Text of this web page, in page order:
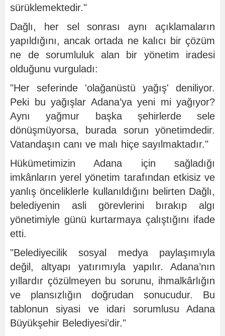
sürüklemektedir."
Dağlı, her sel sonrası aynı açıklamaların
yapıldığını, ancak ortada ne kalıcı bir çözüm
ne de sorumluluk alan bir yönetim iradesi
olduğunu vurguladı:
"Her seferinde 'olağanüstü yağış' deniliyor.
Peki bu yağışlar Adana’ya yeni mi yağıyor?
Aynı yağmur başka şehirlerde sele
dönüşmüyorsa, burada sorun yönetimdedir.
Vatandaşın canı ve malı hiçe sayılmaktadır."
Hükümetimizin Adana için sağladığı
imkânların yerel yönetim tarafından etkisiz ve
yanlış önceliklerle kullanıldığını belirten Dağlı,
belediyenin asli görevlerini bırakıp algı
yönetimiyle günü kurtarmaya çalıştığını ifade
etti.
"Belediyecilik sosyal medya paylaşımıyla
değil, altyapı yatırımıyla yapılır. Adana’nın
yıllardır çözülmeyen bu sorunu, ihmalkârlığın
ve plansızlığın doğrudan sonucudur. Bu
tablonun siyasi ve idari sorumlusu Adana
Büyükşehir Belediyesi’dir."